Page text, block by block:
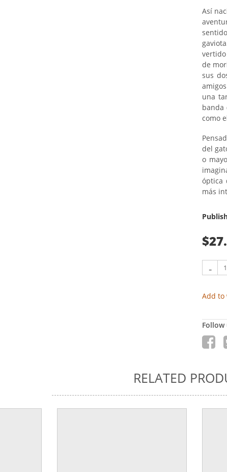
Así
de
sus
una
banda
como
del
o
óptica
más
-
Add to
Follow
RELATED